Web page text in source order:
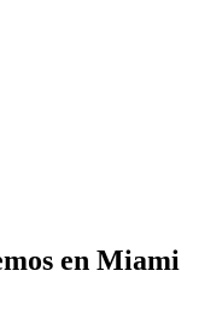
en Miami